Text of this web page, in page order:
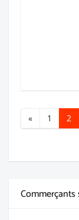
« 1 2
Commerçants